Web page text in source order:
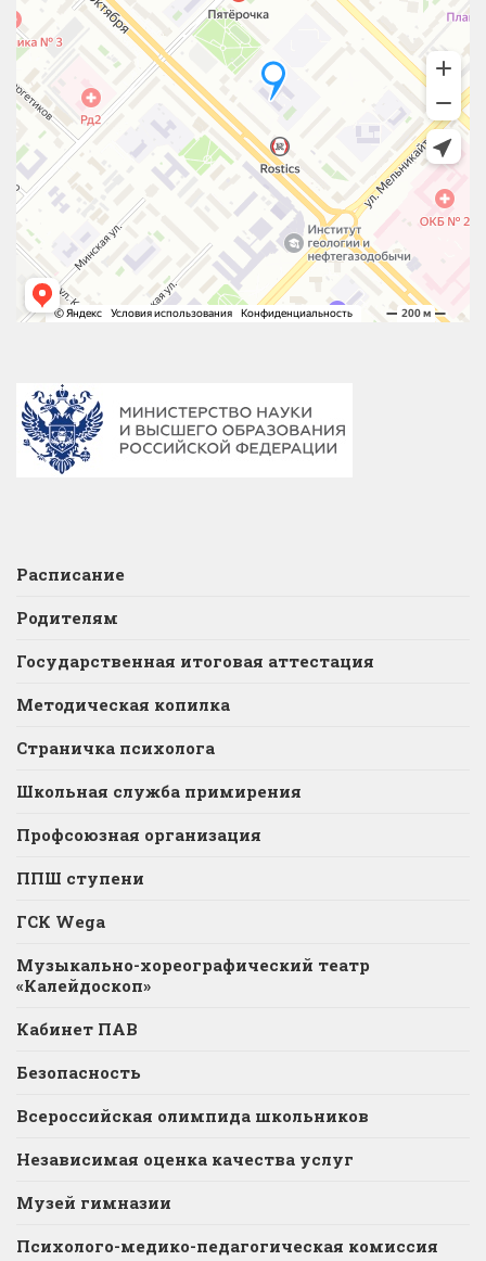
Расписание
Родителям
Государственная итоговая аттестация
Методическая копилка
Страничка психолога
Школьная служба примирения
Профсоюзная организация
ППШ ступени
ГСК Wega
Музыкально-хореографический театр
«Калейдоскоп»
Кабинет ПАВ
Безопасность
Всероссийская олимпида школьников
Независимая оценка качества услуг
Музей гимназии
Психолого-медико-педагогическая комиссия